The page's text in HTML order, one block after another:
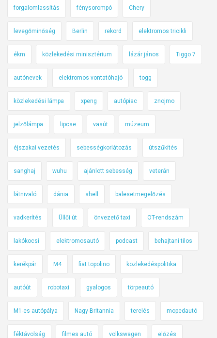
forgalomlassítás fénysorompó Chery
levegőminőség Berlin rekord elektromos tricikli
ékm közlekedési minisztérium lázár jános Tiggo 7
autónevek elektromos vontatóhajó togg
közlekedési lámpa xpeng autópiac znojmo
jelzőlámpa lipcse vasút múzeum
éjszakai vezetés sebességkorlátozás útszűkítés
sanghaj wuhu ajánlott sebesség veterán
látnivaló dánia shell balesetmegelőzés
vadkerítés Üllői út önvezető taxi OT-rendszám
lakókocsi elektromosautó podcast behajtani tilos
kerékpár M4 fiat topolino közlekedéspolitika
autóút robotaxi gyalogos törpeautó
M1-es autópálya Nagy-Britannia terelés mopedautó
féktávolság filmes autó volkswagen előzés